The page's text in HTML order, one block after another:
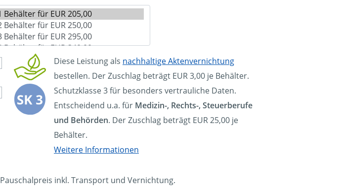
Diese Leistung als nachhaltige Aktenvernichtung
bestellen. Der Zuschlag beträgt EUR 3,00 je Behälter.
Schutzklasse 3 für besonders vertrauliche Daten.
Entscheidend u.a. für Medizin-, Rechts-, Steuerberufe
und Behörden. Der Zuschlag beträgt EUR 25,00 je
Behälter.
Weitere Informationen
Pauschalpreis inkl. Transport und Vernichtung.